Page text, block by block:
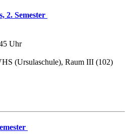
2. Semester
Uhr
(Ursulaschule), Raum III (102)